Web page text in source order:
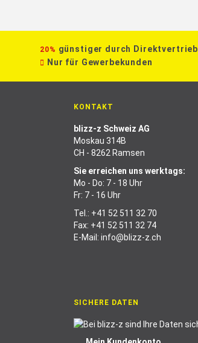
20% günstiger durch Direktvertrieb
Nur für Gewerbekunden
KONTAKT
blizz-z Schweiz AG
Moskau 314B
CH - 8262 Ramsen
Sie erreichen uns werktags:
Mo - Do: 7 - 18 Uhr
Fr: 7 - 16 Uhr
Tel.: +41 52 511 32 70
Fax: +41 52 511 32 74
E-Mail: info@blizz-z.ch
SICHERE DATEN